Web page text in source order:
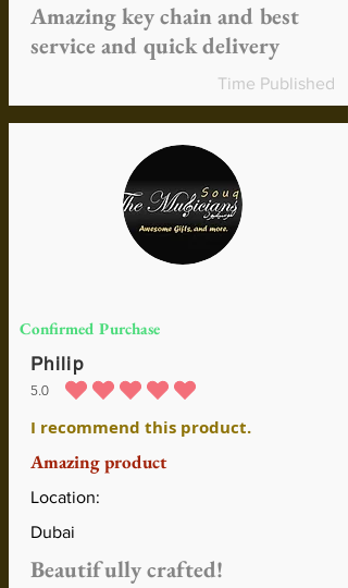
Amazing key chain and best
service and quick delivery
Time Published
Confirmed Purchase
Philip
5.0
la calificación promedio es 5 de 5
I recommend this product.
Amazing product
Location:
Dubai
Beautifully crafted!